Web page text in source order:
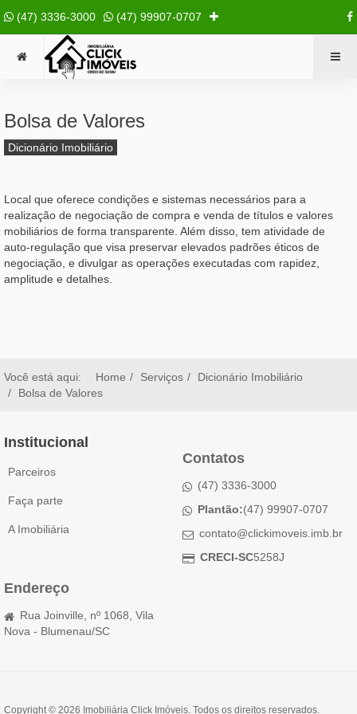
(47) 3336-3000 (47) 99907-0707
Bolsa de Valores
Dicionário Imobiliário
Local que oferece condições e sistemas necessários para a
realização de negociação de compra e venda de títulos e valores
mobiliários de forma transparente. Além disso, tem atividade de
auto-regulação que visa preservar elevados padrões éticos de
negociação, e divulgar as operações executadas com rapidez,
amplitude e detalhes.
Você está aqui: Home Serviços
Dicionário Imobiliário
Bolsa de Valores
Institucional
Parceiros
Faça parte
A Imobiliária
Contatos
(47) 3336-3000
Plantão:(47) 99907-0707
contato@clickimoveis.imb.br
CRECI-SC5258J
Endereço
Rua Joinville, nº 1068, Vila
Nova - Blumenau/SC
Copyright © 2026 Imobiliária Click Imóveis. Todos os direitos reservados.